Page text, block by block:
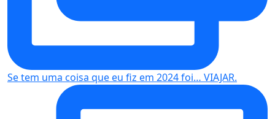
Se tem uma coisa que eu fiz em 2024 foi… VIAJAR.